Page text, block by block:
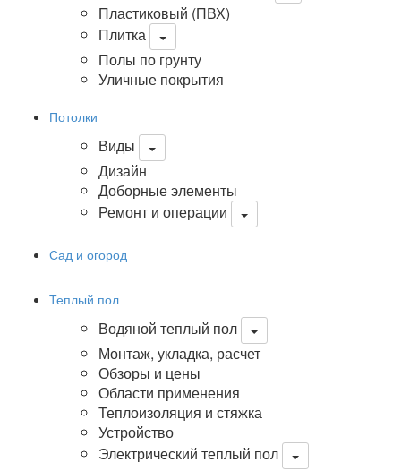
Пластиковый (ПВХ)
Плитка
Полы по грунту
Уличные покрытия
Потолки
Виды
Дизайн
Доборные элементы
Ремонт и операции
Сад и огород
Теплый пол
Водяной теплый пол
Монтаж, укладка, расчет
Обзоры и цены
Области применения
Теплоизоляция и стяжка
Устройство
Электрический теплый пол